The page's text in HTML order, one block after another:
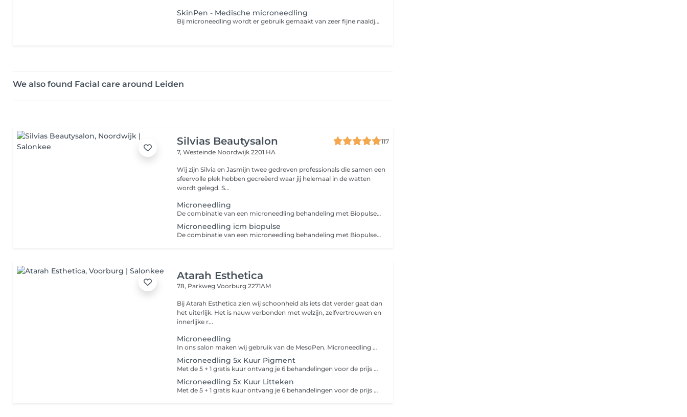
SkinPen - Medische microneedling
Bij microneedling wordt er gebruik gemaakt van zeer fijne naaldjes die op hoog tempo vibreren in de huid. Zo maken de naaldjes kleine verticale geultjes in de huid waardoor de aanmaak van collageen en elastine wordt gestimuleerd. Dit levert een egalere en stevigere huid op. Ook worden acnelittekens en fijne lijntjes minder zichtbaar. Bij microneedling met een dermaroller wordt er gebruik gemaakt van een roller uitgerust met hele fijne naaldjes. Hiermee wordt de huid als het ware 'beschadigd'. Dit stimuleert de huidvernieuwing, waardoor deze soepeler, egaler en stralender wordt. Het voordeel van een dermapen ten opzichte van een Dermaroller is dat je minder hersteltijd nodig hebt en dat de behandeling prettiger is om te ondergaan.
We also found Facial care around Leiden
Silvias Beautysalon
117
7, Westeinde Noordwijk 2201 HA
Wij zijn Silvia en Jasmijn twee gedreven professionals die samen een
sfeervolle plek hebben gecreëerd waar jij helemaal in de watten
wordt gelegd. S...
Microneedling
De combinatie van een microneedling behandeling met Biopulse biedt krachtige voordelen voor je huid: 1. Verbeterde collageenproductie: Microneedling stimuleert de aanmaak van collageen, terwijl Biopulse de huid beter doorbloedt en de cellen diepere herstelprocessen activeert. 2. Diepe hydratatie: Biopulse zorgt ervoor dat actieve werkstoffen, zoals serums, beter in de huid kunnen doordringen, waardoor de huid intensief gehydrateerd wordt. 3. Sneller herstel: De Biopulse behandeling versnelt het herstelproces van de huid na microneedling, waardoor de resultaten sneller zichtbaar zijn. 4. Verbeterde huidtextuur en teint: Deze combinatie vermindert fijne lijntjes, vergroot de stevigheid van de huid en zorgt voor een stralende, egalere teint. Door microneedling te combineren met Biopulse haal je het maximale uit je behandeling voor een gezondere, stralende huid!
Microneedling icm biopulse
De combinatie van een microneedling behandeling met Biopulse biedt krachtige voordelen voor je huid: 1. Verbeterde collageenproductie: Microneedling stimuleert de aanmaak van collageen, terwijl Biopulse de huid beter doorbloedt en de cellen diepere herstelprocessen activeert. 2. Diepe hydratatie: Biopulse zorgt ervoor dat actieve werkstoffen, zoals serums, beter in de huid kunnen doordringen, waardoor de huid intensief gehydrateerd wordt. 3. Sneller herstel: De Biopulse behandeling versnelt het herstelproces van de huid na microneedling, waardoor de resultaten sneller zichtbaar zijn. 4. Verbeterde huidtextuur en teint: Deze combinatie vermindert fijne lijntjes, vergroot de stevigheid van de huid en zorgt voor een stralende, egalere teint. Door microneedling te combineren met Biopulse haal je het maximale uit je behandeling voor een gezondere, stralende huid!
Atarah Esthetica
78, ParkwegVoorburg 2271AM
Bij Atarah Esthetica zien wij schoonheid als iets dat verder gaat dan
het uiterlijk. Het is nauw verbonden met welzijn, zelfvertrouwen en
innerlijke r...
Microneedling
In ons salon maken wij gebruik van de MesoPen. Microneedling wordt ook wel Collageen Inductie Therapy genoemd. Hierbij worden kleine minuscule gaatjes in de huid gemaakt met de Mesopen, om zo collageen en elastin aanmaak te bevorderen. Tijdens de behandeling wordt er een speciaal serum gebruikt, die geschikt is voor microneedling. Het serum wordt als tussenstof gebruikt, zodat het soepel beweegt en het serum wordt direct in de huid opgenomen. Na acne kunnen er vervelende littekens achterblijven op de huid. Vooral na acne op het gezicht kunnen littekens en vlekjes achterblijven. Deze littekens en vlekjes kunnen effectief behandeld worden met microneedling behandelingen. Dit helpt goed tegen; Littekens vermindering Pigmentvlekken vermindering Lichte acne vermindering Rimpels/huidveroudering vermindering Grove poriën vermindering Verslapte huid strakker maken
Microneedling 5x Kuur Pigment
Met de 5 + 1 gratis kuur ontvang je 6 behandelingen voor de prijs van 5! Dit betekent dat je voor de prijs van 5 behandelingen een volledige kuur van 6 sessies kunt volgen. De behandelingen worden om de 4 á 6 weken gepland, zodat je optimaal resultaat kunt behalen. Dit is een ideale manier om je huid langdurig te verzorgen en te verbeteren, terwijl je profiteert van een korting op de totale prijs. Incl. Thuisproducten
Microneedling 5x Kuur Litteken
Met de 5 + 1 gratis kuur ontvang je 6 behandelingen voor de prijs van 5! Dit betekent dat je voor de prijs van 5 behandelingen een volledige kuur van 6 sessies kunt volgen. De behandelingen worden om de 4 á 6 weken gepland, zodat je optimaal resultaat kunt behalen. Dit is een ideale manier om je huid langdurig te verzorgen en te verbeteren, terwijl je profiteert van een korting op de totale prijs. Incl. Thuisproducten